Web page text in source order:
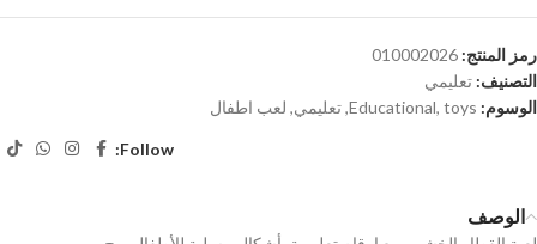
رمز المنتج: 010002026
التصنيف: تعليمي
الوسوم:
Educational, toys
,تعليمي, لعب اطفال
Follow:
الوصف